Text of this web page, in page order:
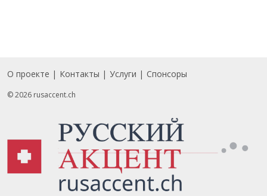
Footer
О проекте Контакты Услуги Спонсоры
© 2026 rusaccent.ch